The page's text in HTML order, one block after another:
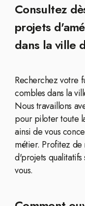
Consultez
projets
dans la ville
Recherchez votre
combles dans la
Nous travaillons
pour piloter toute
ainsi de vous
métier. Profitez de
d'projets
vous.